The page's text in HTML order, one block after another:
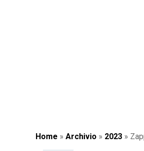
Home » Archivio » 2023 »